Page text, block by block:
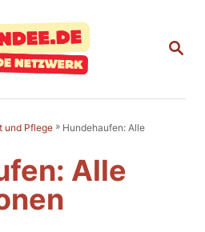
S
R
und Pflege » Hundehaufen: Alle
Alle